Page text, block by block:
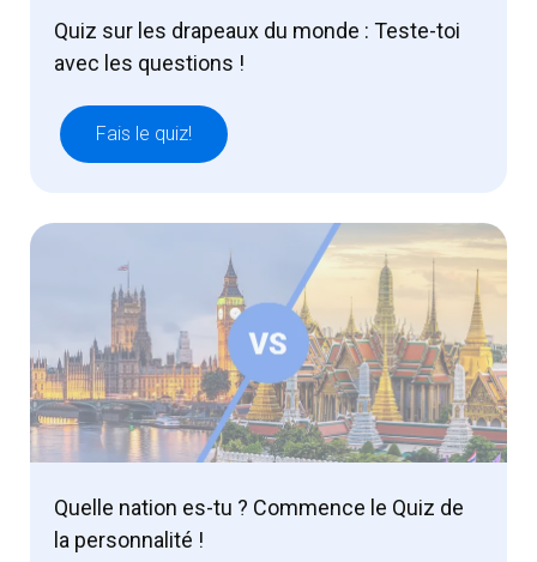
Quiz sur les drapeaux du monde : Teste-toi
avec les questions !
Fais le quiz!
Quelle nation es-tu ? Commence le Quiz de
la personnalité !